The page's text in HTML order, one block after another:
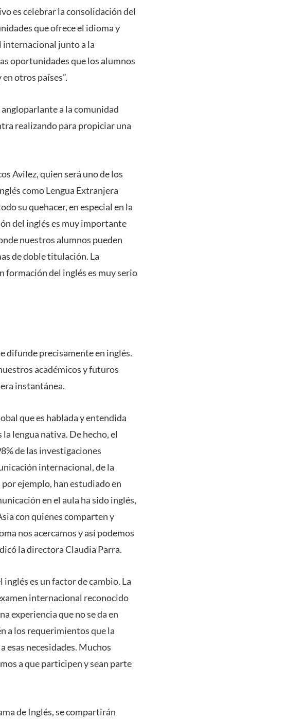
es celebrar la consolidación del
que ofrece el idioma y
internacional junto a la
oportunidades que los alumnos
otros países”.
a la comunidad
realizando para propiciar una
Avilez, quien será uno de los
como Lengua Extranjera
su quehacer, en especial en la
del inglés es muy importante
nuestros alumnos pueden
de doble titulación. La
formación del inglés es muy serio
difunde precisamente en inglés.
académicos y futuros
instantánea.
que es hablada y entendida
lengua nativa. De hecho, el
de las investigaciones
internacional, de la
ejemplo, han estudiado en
en el aula ha sido inglés,
con quienes comparten y
nos acercamos y así podemos
la directora Claudia Parra.
es un factor de cambio. La
internacional reconocido
experiencia que no se da en
a los requerimientos que la
esas necesidades. Muchos
a que participen y sean parte
de Inglés, se compartirán